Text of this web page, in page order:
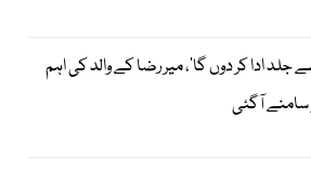
جلد ادا کر دوں گا‘، میر رضا کے والد کی اہم
سامنے آگئی